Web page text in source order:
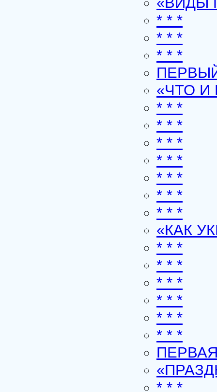
* * *
* * *
* * *
«ЧТО И
* * *
* * *
* * *
* * *
* * *
* * *
* * *
«КАК
* * *
* * *
* * *
* * *
* * *
* * *
* * *